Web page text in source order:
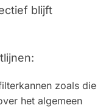
blijft
zoals die
het algemeen